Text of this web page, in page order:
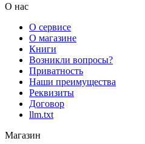
О нас
О сервисе
О магазине
Книги
Возникли вопросы?
Приватность
Наши преимущества
Реквизиты
Договор
llm.txt
Магазин